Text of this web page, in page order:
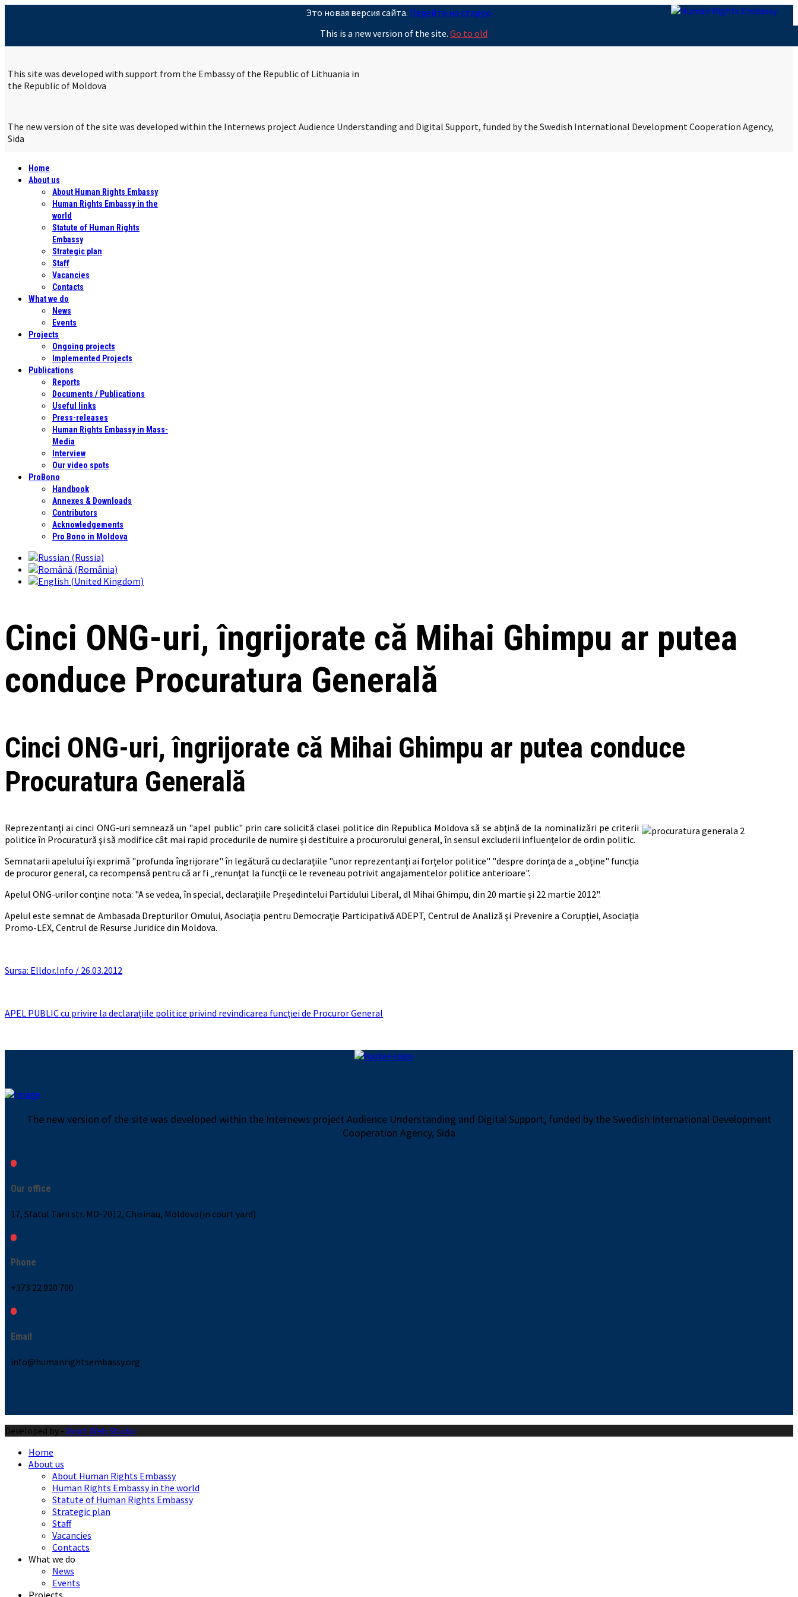
Это новая версия сайта. Перейти на старую
This is a new version of the site. Go to old
This site was developed with support from the Embassy of the Republic of Lithuania in
the Republic of Moldova
The new version of the site was developed within the Internews project Audience Understanding and Digital Support, funded by the Swedish International Development Cooperation Agency,
Sida
Home
About us
About Human Rights Embassy
Human Rights Embassy in the
world
Statute of Human Rights
Embassy
Strategic plan
Staff
Vacancies
Contacts
What we do
News
Events
Projects
Ongoing projects
Implemented Projects
Publications
Reports
Documents / Publications
Useful links
Press-releases
Human Rights Embassy in Mass-
Media
Interview
Our video spots
ProBono
Handbook
Annexes & Downloads
Contributors
Acknowledgements
Pro Bono in Moldova
Cinci ONG-uri, îngrijorate că Mihai Ghimpu ar putea
conduce Procuratura Generală
Cinci ONG-uri, îngrijorate că Mihai Ghimpu ar putea conduce
Procuratura Generală
Reprezentanţi ai cinci ONG-uri semnează un "apel public" prin care solicită clasei politice din Republica Moldova să se abţină de la nominalizări pe criterii
politice în Procuratură şi să modifice cât mai rapid procedurile de numire şi destituire a procurorului general, în sensul excluderii influenţelor de ordin politic.
Semnatarii apelului îşi exprimă "profunda îngrijorare" în legătură cu declaraţiile "unor reprezentanţi ai forţelor politice" "despre dorinţa de a „obţine" funcţia
de procuror general, ca recompensă pentru că ar fi „renunţat la funcţii ce le reveneau potrivit angajamentelor politice anterioare".
Apelul ONG-urilor conţine nota: "A se vedea, în special, declaraţiile Preşedintelui Partidului Liberal, dl Mihai Ghimpu, din 20 martie şi 22 martie 2012".
Apelul este semnat de Ambasada Drepturilor Omului, Asociaţia pentru Democraţie Participativă ADEPT, Centrul de Analiză şi Prevenire a Corupţiei, Asociaţia
Promo-LEX, Centrul de Resurse Juridice din Moldova.
Sursa: Elldor.Info / 26.03.2012
APEL PUBLIC cu privire la declaraţiile politice privind revindicarea funcţiei de Procuror General
The new version of the site was developed within the Internews project Audience Understanding and Digital Support, funded by the Swedish International Development
Cooperation Agency, Sida
Our office
17, Sfatul Tarii str. MD-2012, Chisinau, Moldova(in court yard)
Phone
+373 22 920 700
Email
info@humanrightsembassy.org
Developed by - Xsort Web Studio
Home
About us
About Human Rights Embassy
Human Rights Embassy in the world
Statute of Human Rights Embassy
Strategic plan
Staff
Vacancies
Contacts
What we do
News
Events